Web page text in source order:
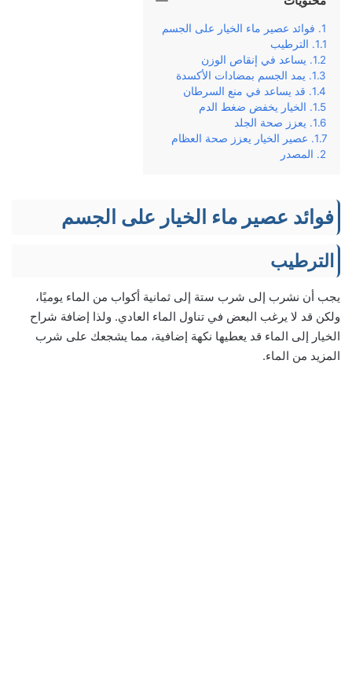
فوائد عصير ماء الخيار على الجسم
الترطيب
يساعد في إنقاص الوزن
يمد الجسم بمضادات الأكسدة
قد يساعد في منع السرطان
الخيار يخفض ضغط الدم
يعزز صحة الجلد
عصير الخيار يعزز صحة العظام
المصدر
فوائد عصير ماء الخيار على الجسم
الترطيب
يجب أن نشرب إلى شرب ستة إلى ثمانية أكواب من الماء يوميًا،
ولكن قد لا يرغب البعض في تناول الماء العادي. ولذا إضافة شراح
الخيار إلى الماء قد يعطيها نكهة إضافية، مما يشجعك على شرب
المزيد من الماء.